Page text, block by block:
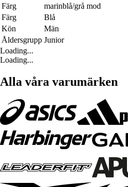
Färg
marinblå/grå mod
Färg
Blå
Kön
Män
Åldersgrupp Junior
Loading...
Loading...
Alla våra varumärken